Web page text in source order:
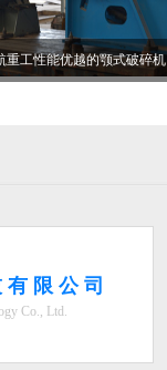
重工性能优越的颚式破碎机
限公司
Co., Ltd.